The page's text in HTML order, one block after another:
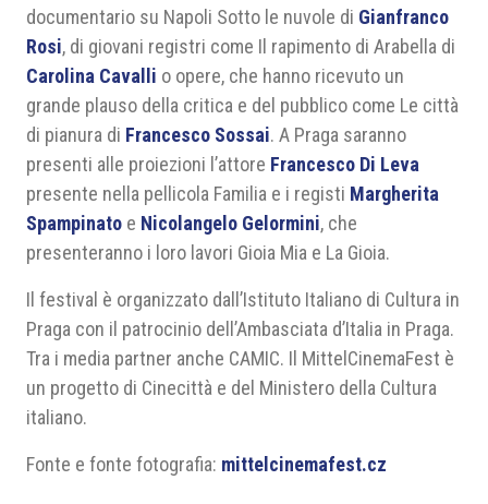
documentario su Napoli Sotto le nuvole di Gianfranco
Rosi, di giovani registri come Il rapimento di Arabella di
Carolina Cavalli o opere, che hanno ricevuto un
grande plauso della critica e del pubblico come Le città
di pianura di Francesco Sossai. A Praga saranno
presenti alle proiezioni l’attore Francesco Di Leva
presente nella pellicola Familia e i registi Margherita
Spampinato e Nicolangelo Gelormini, che
presenteranno i loro lavori Gioia Mia e La Gioia.
Il festival è organizzato dall’Istituto Italiano di Cultura in
Praga con il patrocinio dell’Ambasciata d’Italia in Praga.
Tra i media partner anche CAMIC. Il MittelCinemaFest è
un progetto di Cinecittà e del Ministero della Cultura
italiano.
Fonte e fonte fotografia: mittelcinemafest.cz